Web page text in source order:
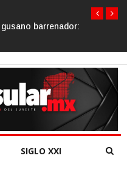
Gino Segura impulsa
SIGLO XXI